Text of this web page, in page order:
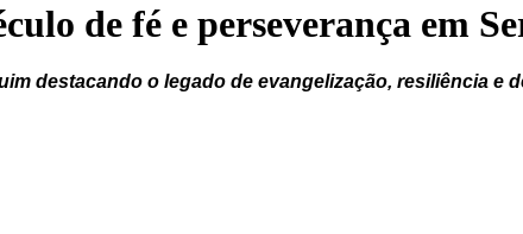
de fé e perseverança em
destacando o legado de evangelização, resiliência e